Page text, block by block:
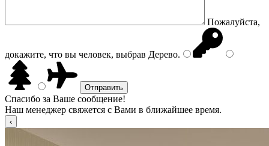
Пожалуйста,
докажите, что вы человек, выбрав Дерево.
Спасибо за Ваше сообщение!
Наш менеджер свяжется с Вами в ближайшее время.